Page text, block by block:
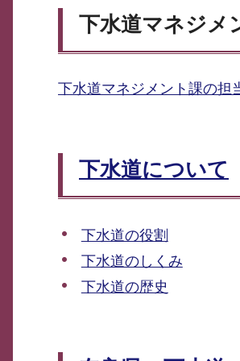
下水道マネジメ
下水道マネジメント課の担
下水道について
下水道の役割
下水道のしくみ
下水道の歴史